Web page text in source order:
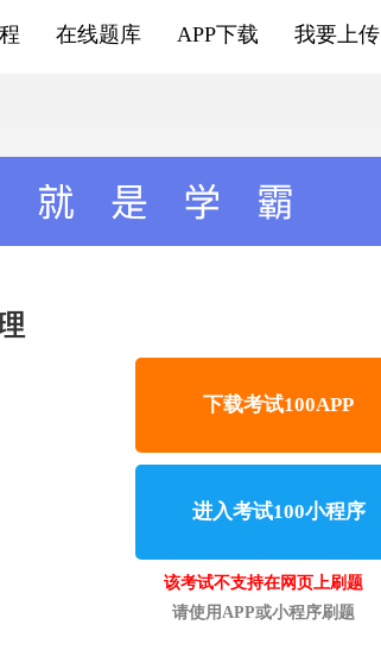
我要上传
APP下载
在线题库
下载考试100APP
进入考试100小程序
该考试不支持在网页上刷题
请使用APP或小程序刷题